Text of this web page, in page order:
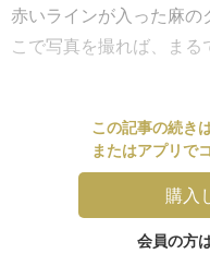
赤いラインが入った麻の
こで写真を撮れば、まる
この記事の続き
またはアプリで
購入
会員の方